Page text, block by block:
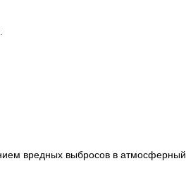
вредных выбросов в атмосферный